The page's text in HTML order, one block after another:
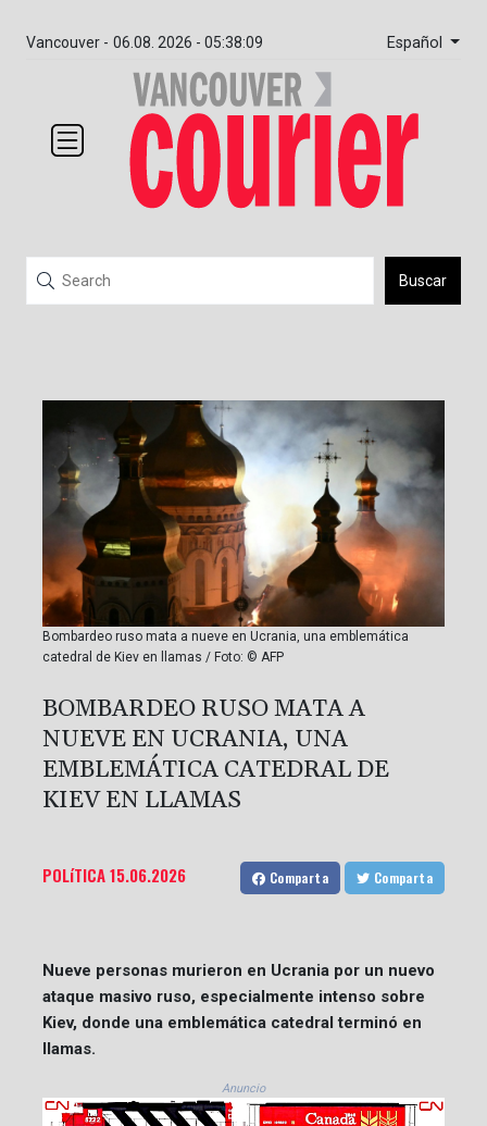
Vancouver - 06.08. 2026 - 05:38:09 Español
Buscar
Bombardeo ruso mata a nueve en Ucrania, una emblemática
catedral de Kiev en llamas / Foto: © AFP
BOMBARDEO RUSO MATA A
NUEVE EN UCRANIA, UNA
EMBLEMÁTICA CATEDRAL DE
KIEV EN LLAMAS
POLíTICA15.06.2026 Comparta Comparta
Nueve personas murieron en Ucrania por un nuevo
ataque masivo ruso, especialmente intenso sobre
Kiev, donde una emblemática catedral terminó en
llamas.
Anuncio